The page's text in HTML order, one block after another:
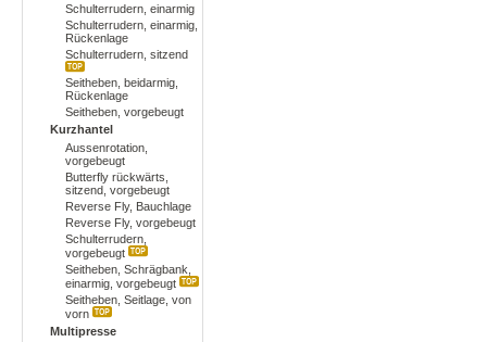
Schulterrudern, einarmig
Schulterrudern, einarmig,
Rückenlage
Schulterrudern, sitzend
Seitheben, beidarmig,
Rückenlage
Seitheben, vorgebeugt
Kurzhantel
Aussenrotation,
vorgebeugt
Butterfly rückwärts,
sitzend, vorgebeugt
Reverse Fly, Bauchlage
Reverse Fly, vorgebeugt
Schulterrudern,
vorgebeugt
Seitheben, Schrägbank,
einarmig, vorgebeugt
Seitheben, Seitlage, von
vorn
Multipresse